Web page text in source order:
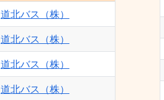
37-鷹栖線（旭10） - 道
6-13線16号（13号） - 道
28・29-春光循環線 - 道
道北バス（株）
道北バス（株）
道北バス（株）
道北バス（株）